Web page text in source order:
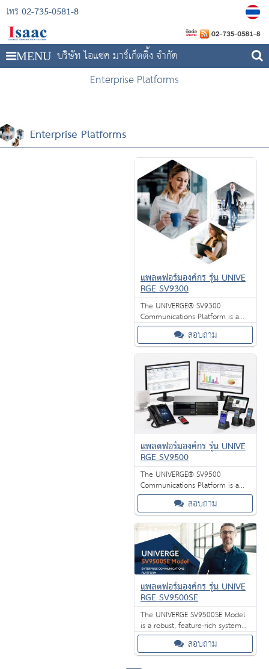
โทร 02-735-0581-8
MENU บริษัท ไอแซค มาร์เก็ตติ้ง จำกัด
Enterprise Platforms
Enterprise Platforms
แพลตฟอร์มองค์กร รุ่น UNIVE
RGE SV9300
The UNIVERGE® SV9300
Communications Platform is a
robust, feature-rich, Unified
Communications enabled
system.
สอบถาม
แพลตฟอร์มองค์กร รุ่น UNIVE
RGE SV9500
The UNIVERGE® SV9500
Communications Platform is a
powerful communications
สอบถาม
แพลตฟอร์มองค์กร รุ่น UNIVE
RGE SV9500SE
The UNIVERGE SV9500SE Model
is a robust, feature-rich system
that is ideal for geographically
distributed businesses and
enterprises.
สอบถาม